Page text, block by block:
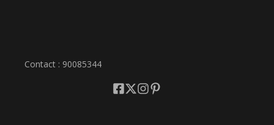
Contact : 90085344